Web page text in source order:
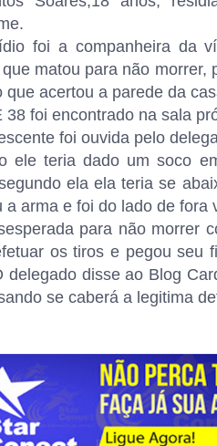
foi a companheira da
matou para não morrer,
que acertou a parede da
38 foi encontrado na sala
foi ouvida pelo
ele teria dado um soco
ela ela teria se
a arma e foi do lado de
para não morrer
os tiros e pegou seu
delegado disse ao Blog
se caberá a legitima